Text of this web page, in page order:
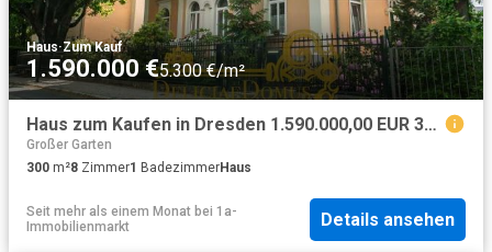
Haus·Zum Kauf
1.590.000 €5.300 €/m²
Haus zum Kaufen in Dresden 1.590.000,00 EUR 300 m²
Großer Garten
300 m²8 Zimmer1 BadezimmerHaus
Seit mehr als einem Monat bei 1a-
Immobilienmarkt
Details ansehen